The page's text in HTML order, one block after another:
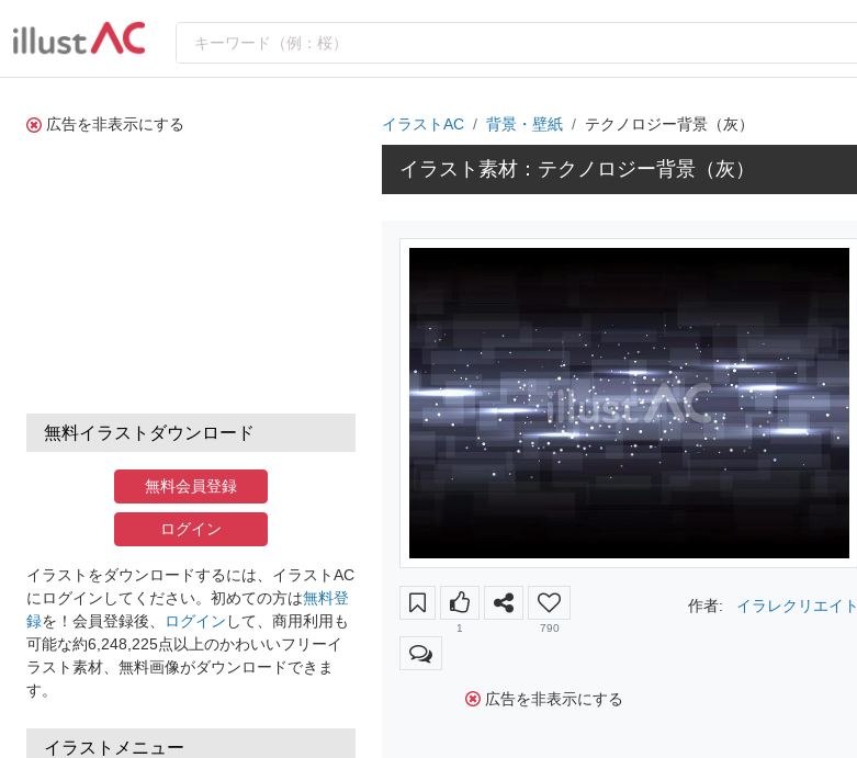
広告を非表示にする
無料イラストダウンロード
無料会員登録
ログイン
イラストをダウンロードするには、イラストAC
にログインしてください。初めての方は無料登
録を！会員登録後、 ログイン して、商用利用も
可能な約6,248,225点以上のかわいいフリーイ
ラスト素材、無料画像がダウンロードできま
す。
イラストメニュー
イラストAC 背景・壁紙 テクノロジー背景（灰）
イラスト素材：テクノロジー背景（灰）
1 790
作者: イラレクリエイト
広告を非表示にする